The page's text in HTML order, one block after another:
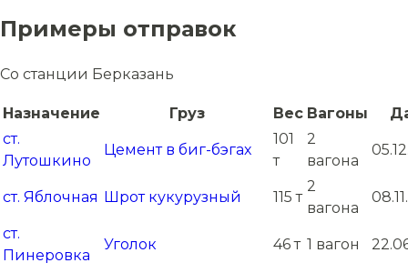
Примеры отправок
Со станции Берказань
Назначение Груз Вес Вагоны
ст.
Лутошкино
Цемент в биг-бэгах
101
т
2
вагона
ст. Яблочная Шрот кукурузный 115 т
2
вагона
ст.
Пинеровка
Уголок 46 т 1 вагон